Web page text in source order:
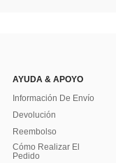
AYUDA & APOYO
Información De Envío
Devolución
Reembolso
Cómo Realizar El
Pedido